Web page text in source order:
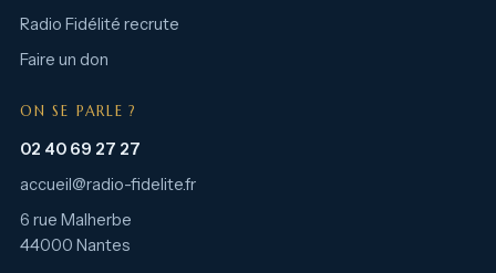
Radio Fidélité recrute
Faire un don
ON SE PARLE ?
02 40 69 27 27
accueil@radio-fidelite.fr
6 rue Malherbe
44000 Nantes